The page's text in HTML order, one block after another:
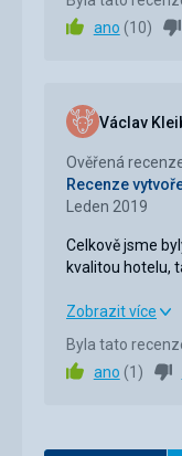
sjezdovek
Služby
Sport
Skvělé
Dostatek
vzdálenějších
Milenium
ano (10)
Václav
Ověřená
Recenze
Leden 2019
Celkově jsme
kvalitou hotelu,
Celkově jsme
kvalitou hotelu,
Strava
Zobrazit více
Byla tato
ano (1 )